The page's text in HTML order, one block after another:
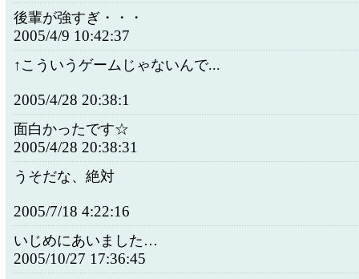
後輩が強すぎ・・・
2005/4/9 10:42:37
↑こういうゲームじゃないんで...
2005/4/28 20:38:1
面白かったです☆
2005/4/28 20:38:31
うそだな、絶対
2005/7/18 4:22:16
いじめにあいました…
2005/10/27 17:36:45